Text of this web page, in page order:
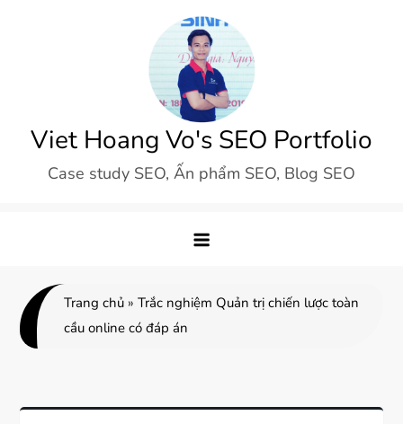
Viet Hoang Vo's SEO Portfolio
Case study SEO, Ấn phẩm SEO, Blog SEO
Trang chủ »Trắc nghiệm Quản trị chiến lược toàn
cầu online có đáp án